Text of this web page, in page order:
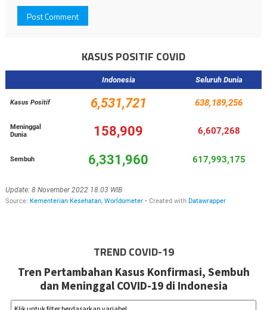
KASUS POSITIF COVID
TREND COVID-19